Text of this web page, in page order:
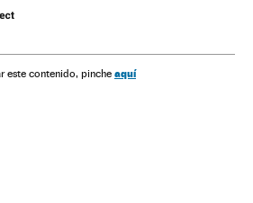
este contenido, pinche aquí